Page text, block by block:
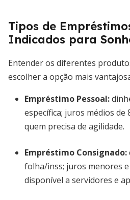
Tipos de
Indicados para
Entender os diferentes
escolher a opção mais
Empréstimo Pessoal:
específica; juros médios de
quem precisa de agilidade.
Empréstimo Consignado:
folha/inss; juros menores
disponível a servidores e